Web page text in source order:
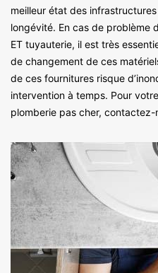
meilleur état des
longévité. En cas de problème
ET tuyauterie, il est très
de changement de ces
de ces fournitures risque
intervention à temps. Pour
plomberie pas cher, contactez-